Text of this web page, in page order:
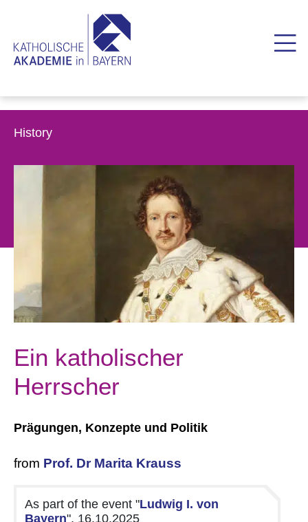
History
Ein katholischer
Herrscher
Prägungen, Konzepte und Politik
from Prof. Dr Marita Krauss
As part of the event "Ludwig I. von
Bayern", 16.10.2025